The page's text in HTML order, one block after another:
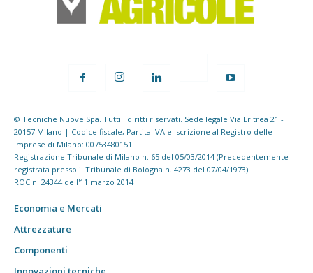
© Tecniche Nuove Spa. Tutti i diritti riservati. Sede legale Via Eritrea 21 -
20157 Milano | Codice fiscale, Partita IVA e Iscrizione al Registro delle
imprese di Milano: 00753480151
Registrazione Tribunale di Milano n. 65 del 05/03/2014 (Precedentemente
registrata presso il Tribunale di Bologna n. 4273 del 07/04/1973)
ROC n. 24344 dell'11 marzo 2014
Economia e Mercati
Attrezzature
Componenti